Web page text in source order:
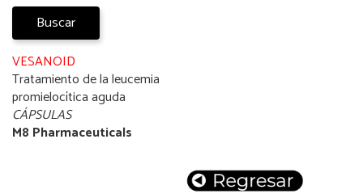
Buscar
VESANOID
Tratamiento de la leucemia
promielocítica aguda
CÁPSULAS
M8 Pharmaceuticals